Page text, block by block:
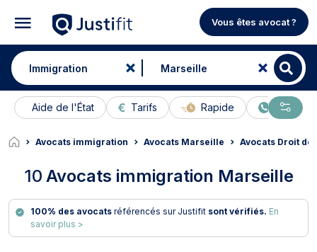
Vous êtes avocat ?
Aide de l'État Tarifs Rapide En ligne
Avocats immigration Avocats Marseille Avocats Droit
10 Avocats immigration Marseille
100% des avocatsréférencés sur Justifit sont vérifiés. En
savoir plus >